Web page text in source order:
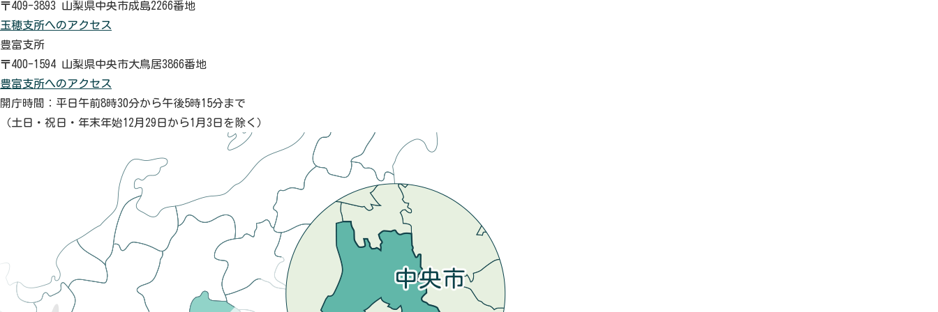
〒409-3893 山梨県中央市成島2266番地
玉穂支所へのアクセス
豊富支所
〒400-1594 山梨県中央市大鳥居3866番地
豊富支所へのアクセス
開庁時間：平日午前8時30分から午後5時15分まで
（土日・祝日・年末年始12月29日から1月3日を除く）